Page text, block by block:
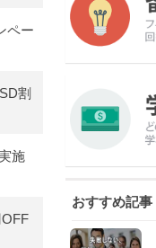
ペー
割
施
おすすめ記事